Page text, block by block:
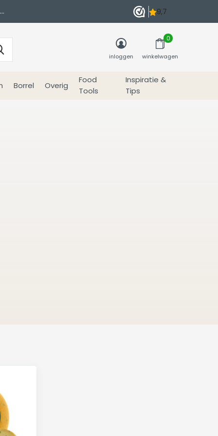
Borrel Overig
Food
Tools
Inspiratie &
Tips
inloggen winkelwagen
0